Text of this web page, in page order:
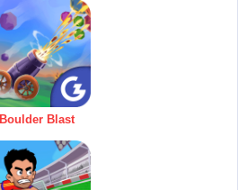
Boulder Blast